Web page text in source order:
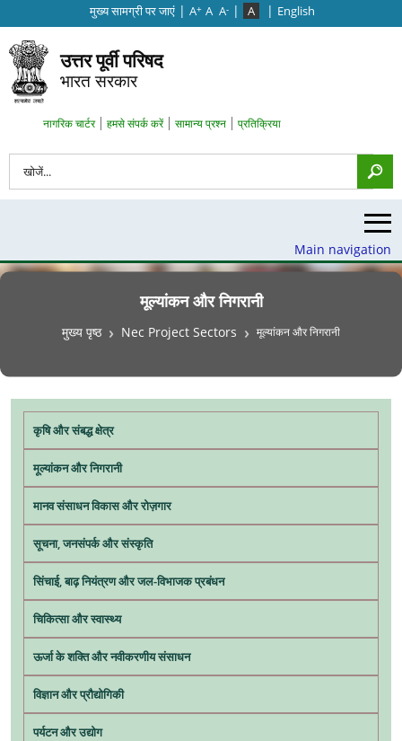
मुख्‍य सामग्री पर जाएं | A+ A A- | A | English
उत्तर पूर्वी परिषद
भारत सरकार
Search Top Menu
नागरिक चार्टर हमसे संपर्क करें सामान्य प्रश्न प्रतिक्रिया
Main navigation
मूल्यांकन और निगरानी
पग चिन्ह
मुख्य पृष्ठ Nec Project Sectors मूल्यांकन और निगरानी
कृषि और संबद्ध क्षेत्र
मूल्यांकन और निगरानी
मानव संसाधन विकास और रोज़गार
सूचना, जनसंपर्क और संस्कृति
सिंचाई, बाढ़ नियंत्रण और जल-विभाजक प्रबंधन
चिकित्सा और स्वास्थ्य
ऊर्जा के शक्ति और नवीकरणीय संसाधन
विज्ञान और प्रौद्योगिकी
पर्यटन और उद्योग